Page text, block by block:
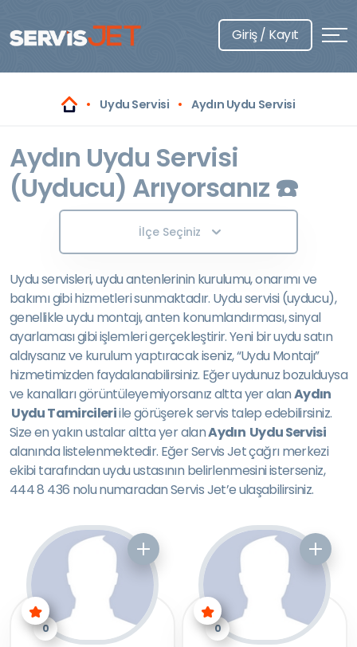
Giriş / Kayıt
Uydu Servisi Aydın Uydu Servisi
Aydın Uydu Servisi
(Uyducu) Arıyorsanız ☎️
İlçe Seçiniz
Uydu servisleri, uydu antenlerinin kurulumu, onarımı ve
bakımı gibi hizmetleri sunmaktadır. Uydu servisi (uyducu),
genellikle uydu montajı, anten konumlandırması, sinyal
ayarlaması gibi işlemleri gerçekleştirir. Yeni bir uydu satın
aldıysanız ve kurulum yaptıracak iseniz, “Uydu Montajı”
hizmetimizden faydalanabilirsiniz. Eğer uydunuz bozulduysa
ve kanalları görüntüleyemiyorsanız altta yer alanAydın
Uydu Tamircileriile görüşerek servis talep edebilirsiniz.
Size en yakın ustalar altta yer alanAydın Uydu Servisi
alanında listelenmektedir. Eğer Servis Jet çağrı merkezi
ekibi tarafından uydu ustasının belirlenmesini isterseniz,
444 8 436 nolu numaradan Servis Jet’e ulaşabilirsiniz.
0 0